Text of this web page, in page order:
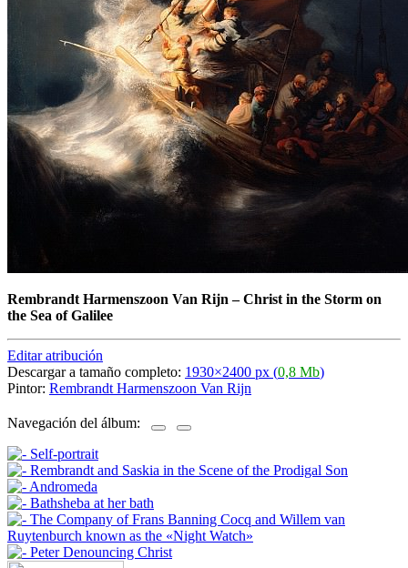
Rembrandt Harmenszoon Van Rijn –Christ in the Storm on
the Sea of Galilee
Editar atribución
Descargar a tamaño completo: 1930×2400 px (0,8 Mb)
Pintor: Rembrandt Harmenszoon Van Rijn
Navegación del álbum: